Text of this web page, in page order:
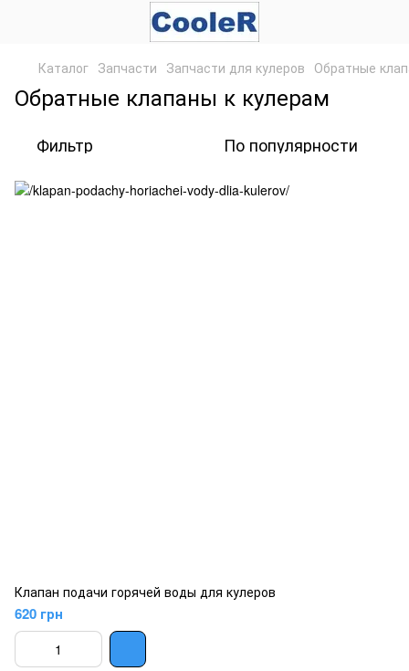
Каталог Запчасти Запчасти для кулеров Обратные
Обратные клапаны к кулерам
Фильтр По популярности
Клапан подачи горячей воды для кулеров
620 грн